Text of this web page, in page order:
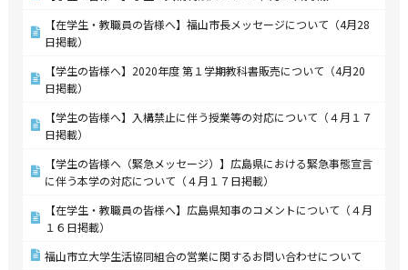
【在学生・教職員の皆様へ】福山市長メッセージについて（4月28
日掲載）
【学生の皆様へ】2020年度 第１学期教科書販売について（4月20
日掲載）
【学生の皆様へ】入構禁止に伴う授業等の対応について（４月１７
日掲載）
【学生の皆様へ（緊急メッセージ）】広島県における緊急事態宣言
に伴う本学の対応について（４月１７日掲載）
【在学生・教職員の皆様へ】広島県知事のコメントについて（４月
１６日掲載）
福山市立大学生活協同組合の営業に関するお問い合わせについて